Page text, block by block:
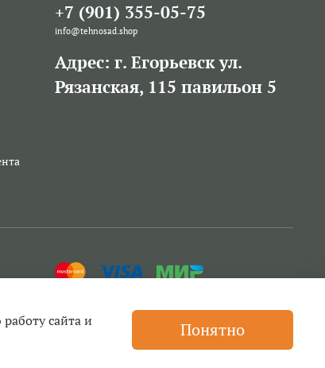
+7 (901) 355-05-75
info@tehnosad.shop
Адрес: г. Егорьевск ул.
Рязанская, 115 павильон 5
бензопил и другой техники, прокат
сайта и
Понятно